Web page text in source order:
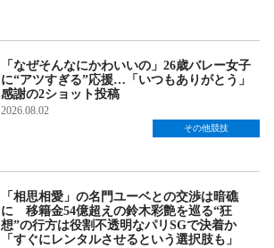
「なぜそんなにかわいいの」26歳バレー女子
に“アツすぎる”応援…「いつもありがとう」
感謝の2ショット投稿
2026.08.02
その他競技
「相思相愛」の名門ユーベとの交渉は暗礁
に 移籍金54億超えの鈴木彩艶を巡る“狂
想”の行方は役割不透明なパリSGで決着か
「すぐにレンタルさせるという選択肢も」